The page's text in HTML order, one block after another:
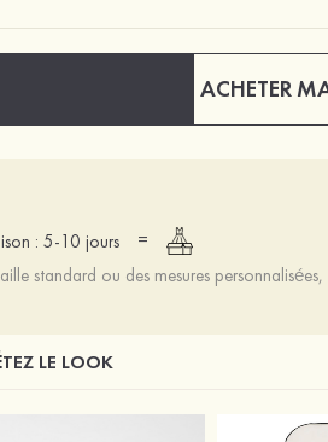
ACHETER
: 5-10 jours
=
standard ou des mesures
LE LOOK